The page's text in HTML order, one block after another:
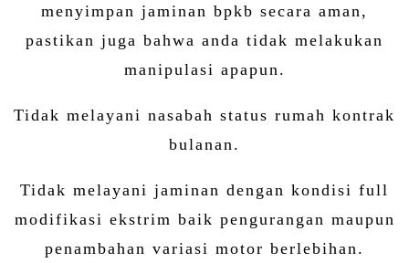
menyimpan jaminan bpkb secara aman,
pastikan juga bahwa anda tidak melakukan
manipulasi apapun.
Tidak melayani nasabah status rumah kontrak
bulanan.
Tidak melayani jaminan dengan kondisi full
modifikasi ekstrim baik pengurangan maupun
penambahan variasi motor berlebihan.